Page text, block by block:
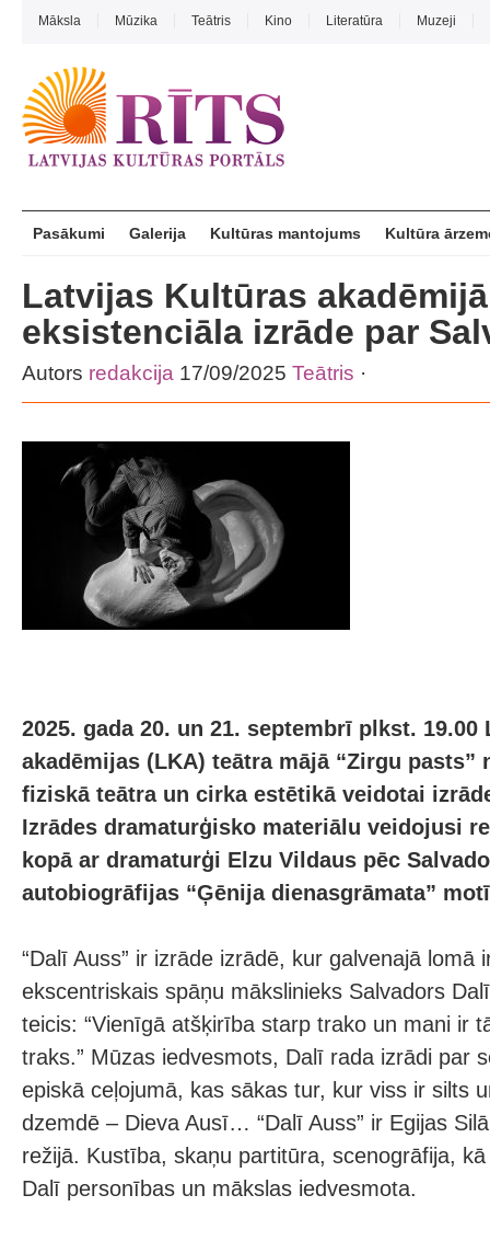
Māksla Mūzika Teātris Kino Literatūra Muzeji
Pasākumi Galerija Kultūras mantojums Kultūra
Latvijas Kultūras
eksistenciāla izrāde par
Autors redakcija 17/09/2025 Teātris ·
2025. gada 20. un 21. septembrī plkst.
akadēmijas (LKA) teātra mājā “Zirgu pasts”
fiziskā teātra un cirka estētikā veidotai
Izrādes dramaturģisko materiālu veidojusi
kopā ar dramaturģi Elzu Vildaus pēc
autobiogrāfijas “Ģēnija dienasgrāmata”
“Dalī Auss” ir izrāde izrādē, kur galvenajā lomā
ekscentriskais spāņu mākslinieks Salvadors
teicis: “Vienīgā atšķirība starp trako un mani ir
traks.” Mūzas iedvesmots, Dalī rada izrādi par
episkā ceļojumā, kas sākas tur, kur viss ir silts
dzemdē – Dieva Ausī… “Dalī Auss” ir Egijas
režijā. Kustība, skaņu partitūra, scenogrāfija,
Dalī personības un mākslas iedvesmota.